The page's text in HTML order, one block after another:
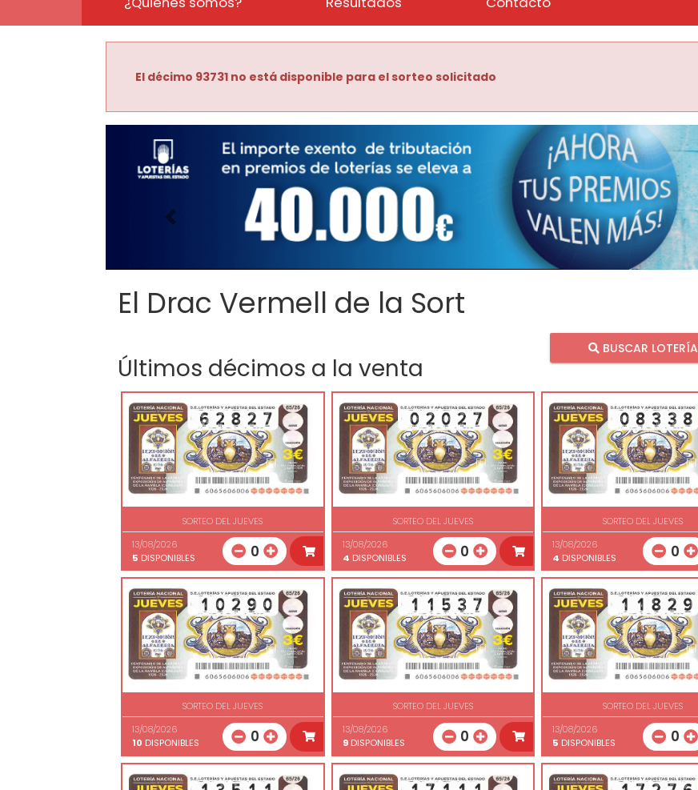
El décimo 93731 no está disponible para el sorteo solicitado
Imagen anterior
El Drac Vermell de la Sort
Últimos décimos a la venta
BUSCAR LOTERÍA
SORTEO DEL JUEVES
13/08/2026
5 DISPONIBLES 0
SORTEO DEL JUEVES
13/08/2026
4 DISPONIBLES 0
SORTEO DEL JUEVES
13/08/2026
4 DISPONIBLES 0
SORTEO DEL JUEVES
13/08/2026
10 DISPONIBLES 0
SORTEO DEL JUEVES
13/08/2026
9DISPONIBLES 0
SORTEO DEL JUEVES
13/08/2026
5 DISPONIBLES 0